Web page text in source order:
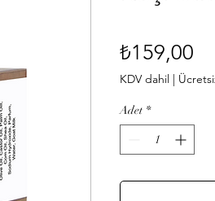
₺159,00
KDV dahil |
Adet *